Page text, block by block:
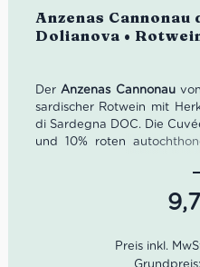
Anzenas Cannonau
Dolianova •
DerAnzenas Cannonau
sardischer Rotwein mit
di Sardegna DOC. Die
und 10% roten
Reflexe entwickeln
intensiv, anhaltend,
geprägt. Am Gaumen
Wildgerichten und
Bewertet
mit4.75
von 5